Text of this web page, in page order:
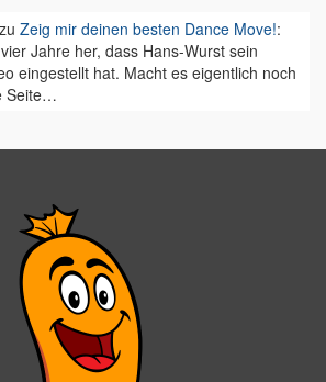
zu Zeig mir deinen besten Dance Move!:
Jahre her, dass Hans-Wurst sein
eingestellt hat. Macht es eigentlich noch
Seite…